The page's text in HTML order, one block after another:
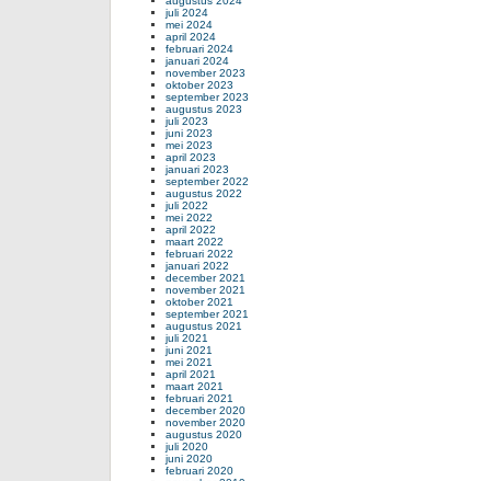
juli 2024
mei 2024
april 2024
februari 2024
januari 2024
november 2023
oktober 2023
september 2023
augustus 2023
juli 2023
juni 2023
mei 2023
april 2023
januari 2023
september 2022
augustus 2022
juli 2022
mei 2022
april 2022
maart 2022
februari 2022
januari 2022
december 2021
november 2021
oktober 2021
september 2021
augustus 2021
juli 2021
juni 2021
mei 2021
april 2021
maart 2021
februari 2021
december 2020
november 2020
augustus 2020
juli 2020
juni 2020
februari 2020